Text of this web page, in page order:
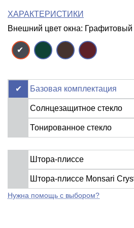
ХАРАКТЕРИСТИКИ
Внешний цвет окна:
Базовая комплектация
Солнцезащитное стекло
Тонированное стекло
Штора-плиссе
Штора-плиссе Monsari
Нужна помощь с выбором?